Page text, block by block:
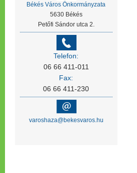
Békés Város Önkormányzata
5630 Békés
Petőfi Sándor utca 2.
Telefon:
06 66 411-011
Fax:
06 66 411-230
varoshaza@bekesvaros.hu